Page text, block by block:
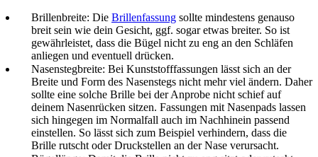
Brillenbreite: Die Brillenfassung sollte mindestens genauso
breit sein wie dein Gesicht, ggf. sogar etwas breiter. So ist
gewährleistet, dass die Bügel nicht zu eng an den Schläfen
anliegen und eventuell drücken.
Nasenstegbreite: Bei Kunststofffassungen lässt sich an der
Breite und Form des Nasenstegs nicht mehr viel ändern. Daher
sollte eine solche Brille bei der Anprobe nicht schief auf
deinem Nasenrücken sitzen. Fassungen mit Nasenpads lassen
sich hingegen im Normalfall auch im Nachhinein passend
einstellen. So lässt sich zum Beispiel verhindern, dass die
Brille rutscht oder Druckstellen an der Nase verursacht.